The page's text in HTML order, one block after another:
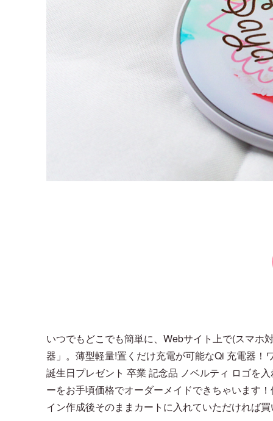
いつでもどこでも簡単に、Webサイト上で(スマホ
器」。薄型軽量!置くだけ充電が可能なQi 充電器
誕生日プレゼント 卒業 記念品 ノベルティ ロゴを
ーをお手頃価格でオーダーメイドできちゃいます
イン作成後そのままカートに入れていただければ